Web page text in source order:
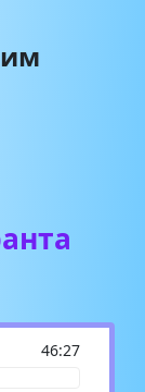
46:27